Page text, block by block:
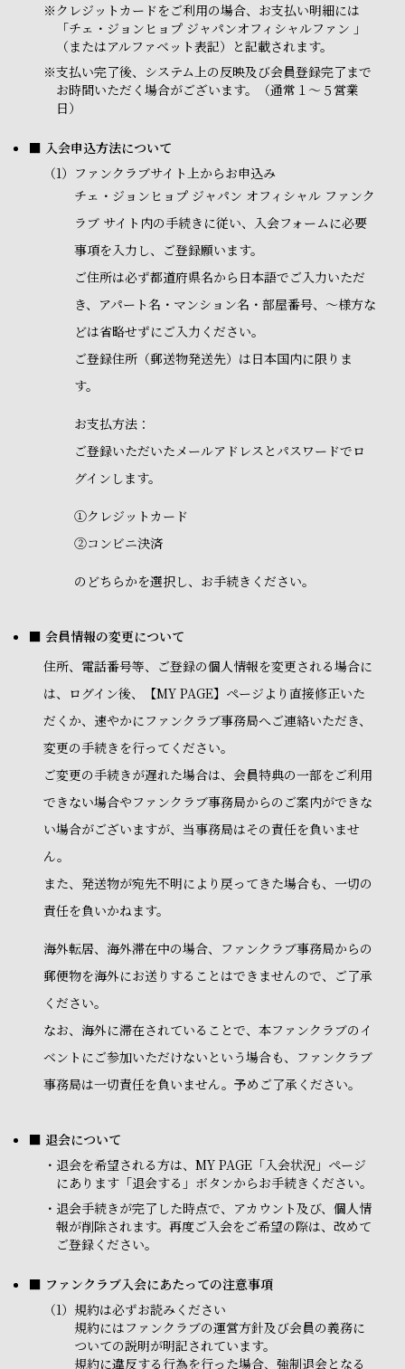
※ クレジットカードをご利用の場合、お支払い明細には
「チェ・ジョンヒョプ ジャパンオフィシャルファン 」
（またはアルファベット表記）と記載されます。
※支払い完了後、システム上の反映及び会員登録完了まで
お時間いただく場合がございます。（通常１～５営業
日）
■ 入会申込方法について
（1） ファンクラブサイト上からお申込み
チェ・ジョンヒョプ ジャパン オフィシャル ファンク
ラブ サイト内の手続きに従い、入会フォームに必要
事項を入力し、ご登録願います。
ご住所は必ず都道府県名から日本語でご入力いただ
き、アパート名・マンション名・部屋番号、～様方な
どは省略せずにご入力ください。
ご登録住所（郵送物発送先）は日本国内に限りま
す。
お支払方法：
ご登録いただいたメールアドレスとパスワードでロ
グインします。
①クレジットカード
②コンビニ決済
のどちらかを選択し、お手続きください。
■ 会員情報の変更について
住所、電話番号等、ご登録の個人情報を変更される場合に
は、ログイン後、【MY PAGE】ページより直接修正いた
だくか、速やかにファンクラブ事務局へご連絡いただき、
変更の手続きを行ってください。
ご変更の手続きが遅れた場合は、会員特典の一部をご利用
できない場合やファンクラブ事務局からのご案内ができな
い場合がございますが、当事務局はその責任を負いませ
ん。
また、発送物が宛先不明により戻ってきた場合も、一切の
責任を負いかねます。
海外転居、海外滞在中の場合、ファンクラブ事務局からの
郵便物を海外にお送りすることはできませんので、ご了承
ください。
なお、海外に滞在されていることで、本ファンクラブのイ
ベントにご参加いただけないという場合も、ファンクラブ
事務局は一切責任を負いません。予めご了承ください。
■ 退会について
・ 退会を希望される方は、MY PAGE「入会状況」ページ
にあります「退会する」ボタンからお手続きください。
・ 退会手続きが完了した時点で、アカウント及び、個人情
報が削除されます。再度ご入会をご希望の際は、改めて
ご登録ください。
■ ファンクラブ入会にあたっての注意事項
（1） 規約は必ずお読みください
規約にはファンクラブの運営方針及び会員の義務に
ついての説明が明記されています。
規約に違反する行為を行った場合、強制退会となる